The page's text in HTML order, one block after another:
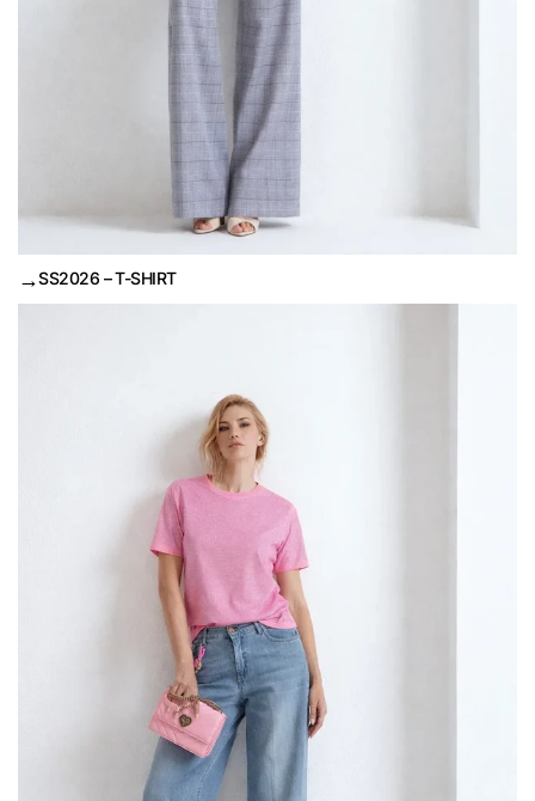
→SS2026 – T-SHIRT